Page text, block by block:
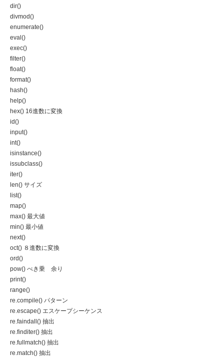
dir()
divmod()
enumerate()
eval()
exec()
filter()
float()
format()
hash()
help()
hex() 16進数に変換
id()
input()
int()
isinstance()
issubclass()
iter()
len() サイズ
list()
map()
max() 最大値
min() 最小値
next()
oct() ８進数に変換
ord()
pow() べき乗 余り
print()
range()
re.compile() パターン
re.escape() エスケープシーケンス
re.faindall() 抽出
re.finditer() 抽出
re.fullmatch() 抽出
re.match() 抽出